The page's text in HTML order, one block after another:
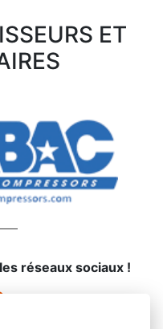
ET
réseaux sociaux !